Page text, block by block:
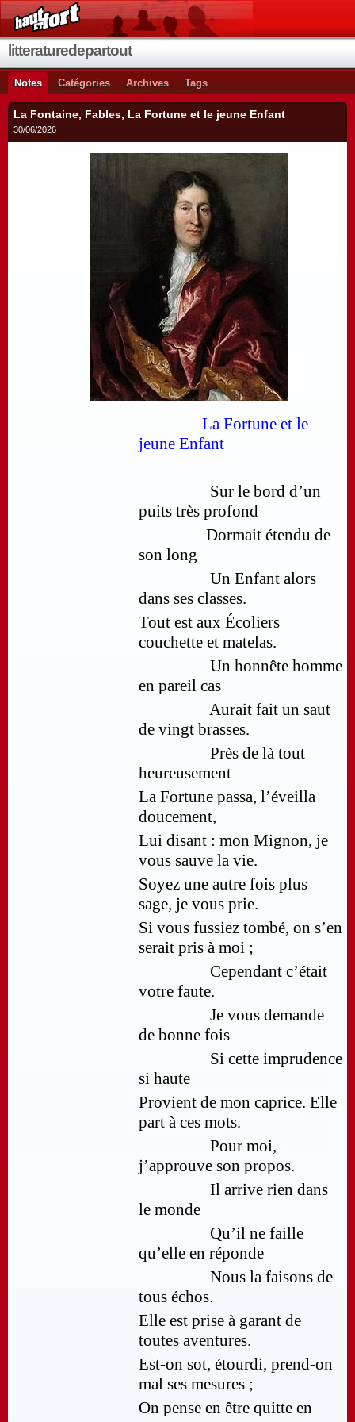
litteraturedepartout
Notes Catégories Archives Tags
La Fontaine, Fables, La Fortune et le jeune Enfant
30/06/2026
La Fortune et le
jeune Enfant
Sur le bord d’un
puits très profond
Dormait étendu de
son long
Un Enfant alors
dans ses classes.
Tout est aux Écoliers
couchette et matelas.
Un honnête homme
en pareil cas
Aurait fait un saut
de vingt brasses.
Près de là tout
heureusement
La Fortune passa, l’éveilla
doucement,
Lui disant : mon Mignon, je
vous sauve la vie.
Soyez une autre fois plus
sage, je vous prie.
Si vous fussiez tombé, on s’en
serait pris à moi ;
Cependant c’était
votre faute.
Je vous demande
de bonne fois
Si cette imprudence
si haute
Provient de mon caprice. Elle
part à ces mots.
Pour moi,
j’approuve son propos.
Il arrive rien dans
le monde
Qu’il ne faille
qu’elle en réponde
Nous la faisons de
tous échos.
Elle est prise à garant de
toutes aventures.
Est-on sot, étourdi, prend-on
mal ses mesures ;
On pense en être quitte en